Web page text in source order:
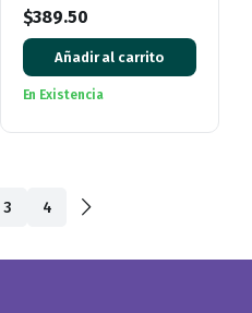
$389.50
Añadir al carrito
En Existencia
3 4